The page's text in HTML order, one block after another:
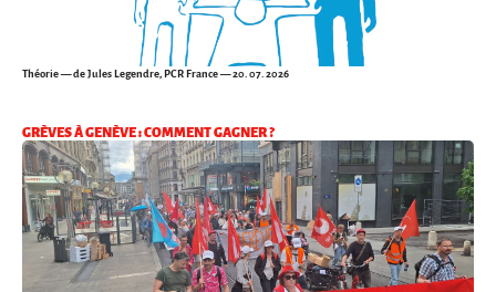
Théorie— de Jules Legendre, PCR France — 20. 07. 2026
GRÈVES À GENÈVE : COMMENT GAGNER ?